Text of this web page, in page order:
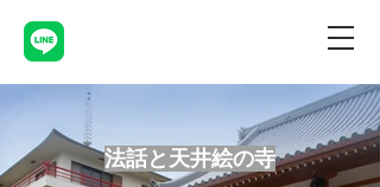
法話と天井絵の寺